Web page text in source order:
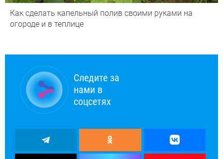
Как сделать капельный полив своими руками на
огороде и в теплице
Следите за
нами в
соцсетях